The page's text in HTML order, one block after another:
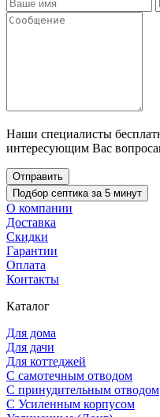
Наши специалисты
интересующим Вас
Подбор септика за 5 минут
О компании
Доставка
Скидки
Гарантии
Оплата
Контакты
Каталог
Для дома
Для дачи
Для коттеджей
С самотечным отводом
С принудительным отводом
С Усиленным корпусом